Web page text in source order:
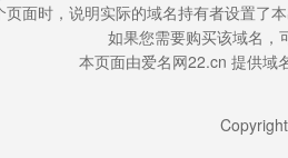
页面时，说明实际的域名持有者设置了
如果您需要购买该域名，
本页面由爱名网22.cn 提供域